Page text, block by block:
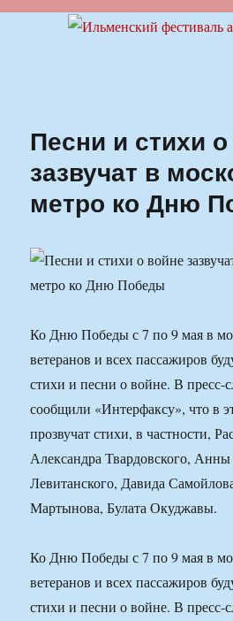
Ильменский
Песни и стихи
зазвучат в
метро ко Дню
Ко Дню Победы с 7 по 9 мая в
ветеранов и всех пассажиров
стихи и песни о войне. В пресс-
сообщили «Интерфаксу», что в
прозвучат стихи, в частности,
Александра Твардовского,
Левитанского, Давида
Мартынова, Булата Окуджавы.
Ко Дню Победы с 7 по 9 мая в
ветеранов и всех пассажиров
стихи и песни о войне. В пресс-